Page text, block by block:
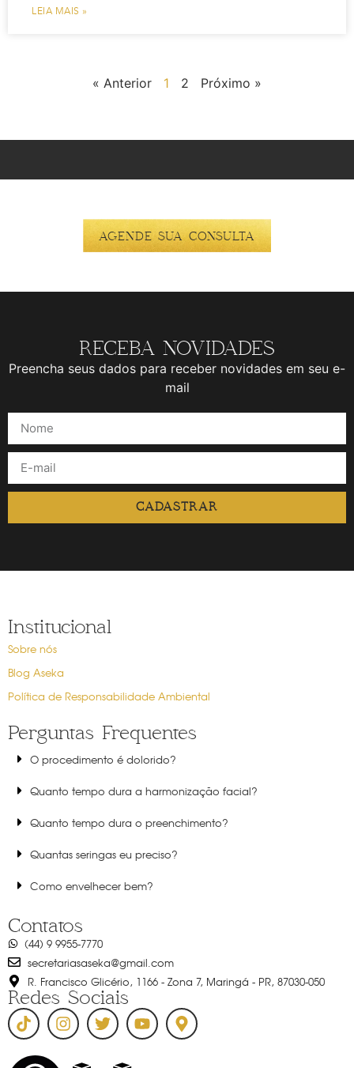
LEIA MAIS »
« Anterior 1 2 Próximo »
AGENDE SUA CONSULTA
RECEBA NOVIDADES
Preencha seus dados para receber novidades em seu e-
mail
CADASTRAR
Institucional
Sobre nós
Blog Aseka
Política de Responsabilidade Ambiental
Perguntas Frequentes
O procedimento é dolorido?
Quanto tempo dura a harmonização facial?
Quanto tempo dura o preenchimento?
Quantas seringas eu preciso?
Como envelhecer bem?
Contatos
(44) 9 9955-7770
secretariasaseka@gmail.com
R. Francisco Glicério, 1166 - Zona 7, Maringá - PR, 87030-050
Redes Sociais